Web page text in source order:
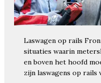
Laswagen op rails
situaties waarin
en boven het hoofd
zijn laswagens op rails